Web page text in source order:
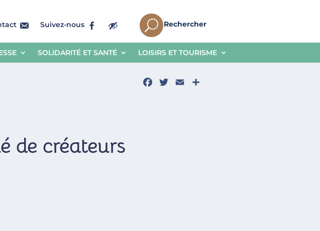
Suivez-nous U Rechercher
SOLIDARITÉ ET SANTÉ LOISIRS ET TOURISME
Facebook
Twitter
Email
de créateurs